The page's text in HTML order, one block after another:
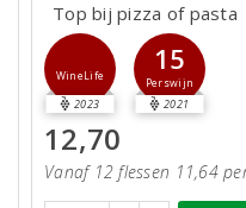
Top bij pizza of pasta
WineLife
2023
15
Perswijn
2021
12,70
Vanaf 12 flessen 11,64